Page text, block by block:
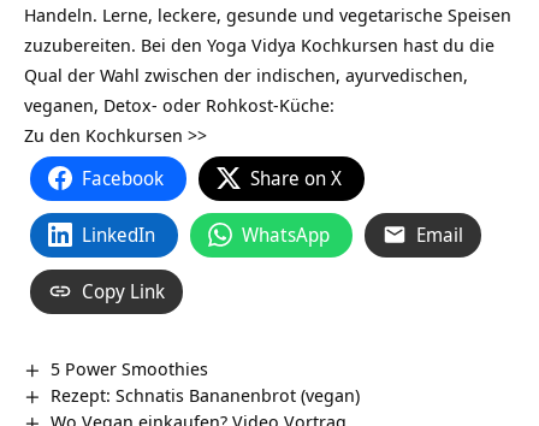
Handeln. Lerne, leckere, gesunde und vegetarische Speisen
zuzubereiten. Bei den Yoga Vidya Kochkursen hast du die
Qual der Wahl zwischen der indischen, ayurvedischen,
veganen, Detox- oder Rohkost-Küche:
Zu den Kochkursen >>
Facebook Share on X
LinkedIn WhatsApp Email
Copy Link
5 Power Smoothies
Rezept: Schnatis Bananenbrot (vegan)
Wo Vegan einkaufen? Video Vortrag